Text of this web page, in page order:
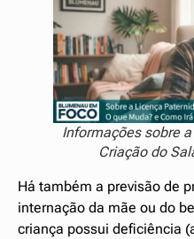
Informações sobre
Criação do
Há também a previsão de
internação da mãe ou do
criança possui deficiência